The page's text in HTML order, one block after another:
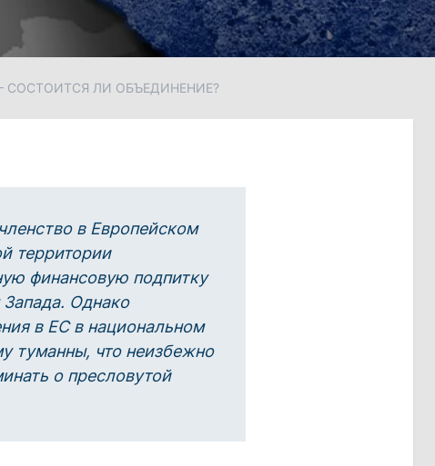
ЛИ ОБЪЕДИНЕНИЕ?
в Европейском
территории
финансовую подпитку
Однако
в ЕС в национальном
туманны, что неизбежно
о пресловутой